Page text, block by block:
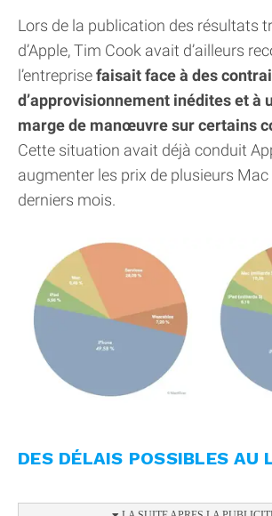
Lors de la publication des résultats
d’Apple, Tim Cook avait d’ailleurs
l’entreprisefaisait face à des
d’approvisionnement inédites et à
marge de manœuvre sur certains
Cette situation avait déjà conduit
augmenter les prix de plusieurs Mac
derniers mois.
DES DÉLAIS POSSIBLES AU